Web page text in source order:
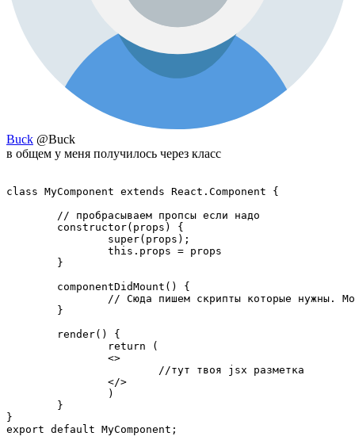
Buck @Buck
в общем у меня получилось через класс
class MyComponent extends React.Component {
}
export default MyComponent;